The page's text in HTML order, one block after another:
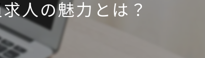
生活相談員
介護士
サービス提供責任者
人の魅力とは？